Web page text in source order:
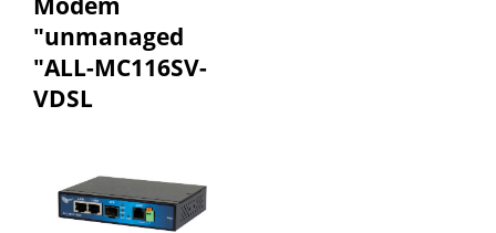
"unmanaged
"ALL-MC116SV-
VDSL